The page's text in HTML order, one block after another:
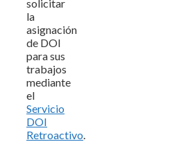
solicitar
la
asignación
de DOI
para sus
trabajos
mediante
el
Servicio
DOI
Retroactivo.